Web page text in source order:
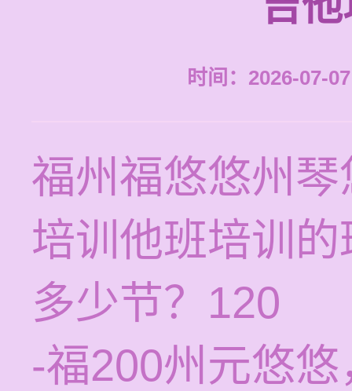
时间：2026-07-
福州福悠悠州
培训他班培训
多少节？120
-福200州元悠